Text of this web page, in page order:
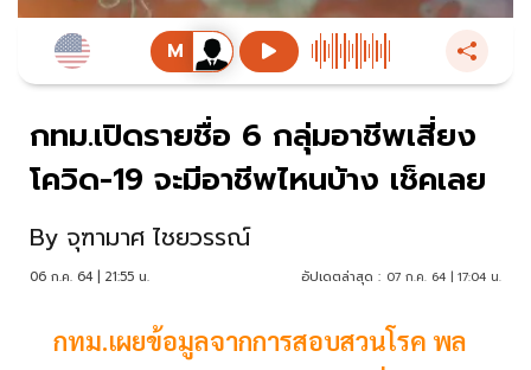
กทม.เปิดรายชื่อ 6 กลุ่มอาชีพเสี่ยง
โควิด-19 จะมีอาชีพไหนบ้าง เช็คเลย
By จุฑามาศ ไชยวรรณ์
06 ก.ค. 64 | 21:55 น. อัปเดตล่าสุด : 07 ก.ค. 64 | 17:04 น.
กทม.เผยข้อมูลจากการสอบสวนโรค พล